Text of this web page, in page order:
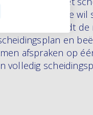
de persoon die
komen, rondt
en
afspraken op
volledig